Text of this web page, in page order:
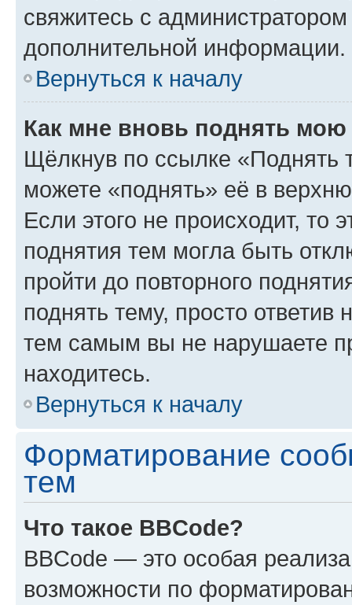
свяжитесь с
дополнительной информации.
Вернуться к началу
Как мне вновь поднять мою
Щёлкнув по ссылке «Поднять
можете «поднять» её в
Если этого не происходит, то
поднятия тем могла быть
пройти до повторного
поднять тему, просто ответив
тем самым вы не нарушаете
находитесь.
Вернуться к началу
Форматирование
тем
Что такое BBCode?
BBCode — это особая
возможности по